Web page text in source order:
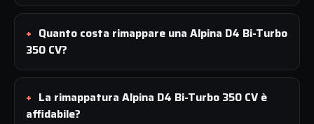
Quanto costa rimappare una Alpina D4 Bi-Turbo
350 CV?
La rimappatura Alpina D4 Bi-Turbo 350 CV è
affidabile?